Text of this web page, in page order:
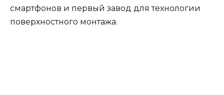
смартфонов и первый завод для технологии
поверхностного монтажа.